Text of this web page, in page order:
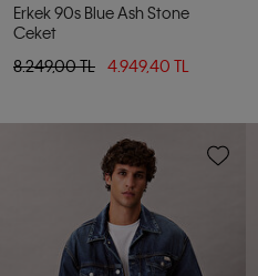
Erkek 90s Blue Ash Stone
Ceket
8.249,00 TL
4.949,40 TL